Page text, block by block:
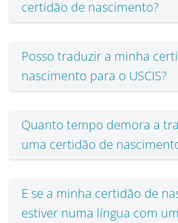
certidão de nascimento?
Posso traduzir a minha
nascimento para o USCIS?
Quanto tempo demora a
uma certidão de
E se a minha certidão de
estiver numa língua com